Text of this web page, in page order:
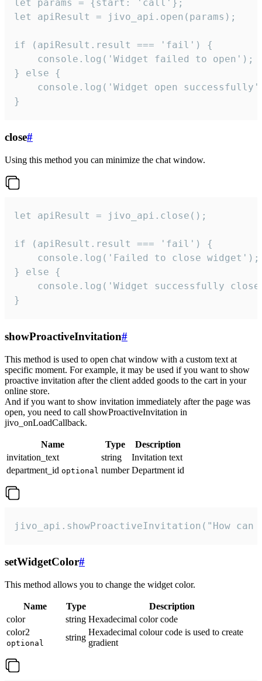
let params = {start: 'call'};
let apiResult = jivo_api.open(params);
if (apiResult.result === 'fail') {
    console.log('Widget failed to open');
} else {
console.log('Widget open
}
close#
Using this method you can minimize the chat window.
let apiResult = jivo_api.close();
if (apiResult.result === 'fail') {
    console.log('Failed to close widget');
} else {
console.log('Widget successfully
}
showProactiveInvitation#
This method is used to open chat window with a custom text at
specific moment. For example, it may be used if you want to show
proactive invitation after the client added goods to the cart in your
online store.
And if you want to show invitation immediately after the page was
open, you need to call showProactiveInvitation in
jivo_onLoadCallback.
Name Type
Description
invitation_text
string
Invitation text
department_id optional number Department id
jivo_api.showProactiveInvitation("How
setWidgetColor#
This method allows you to change the widget color.
Name Type
Description
color
string Hexadecimal color code
color2
optional
string
Hexadecimal colour code is used to create
gradient